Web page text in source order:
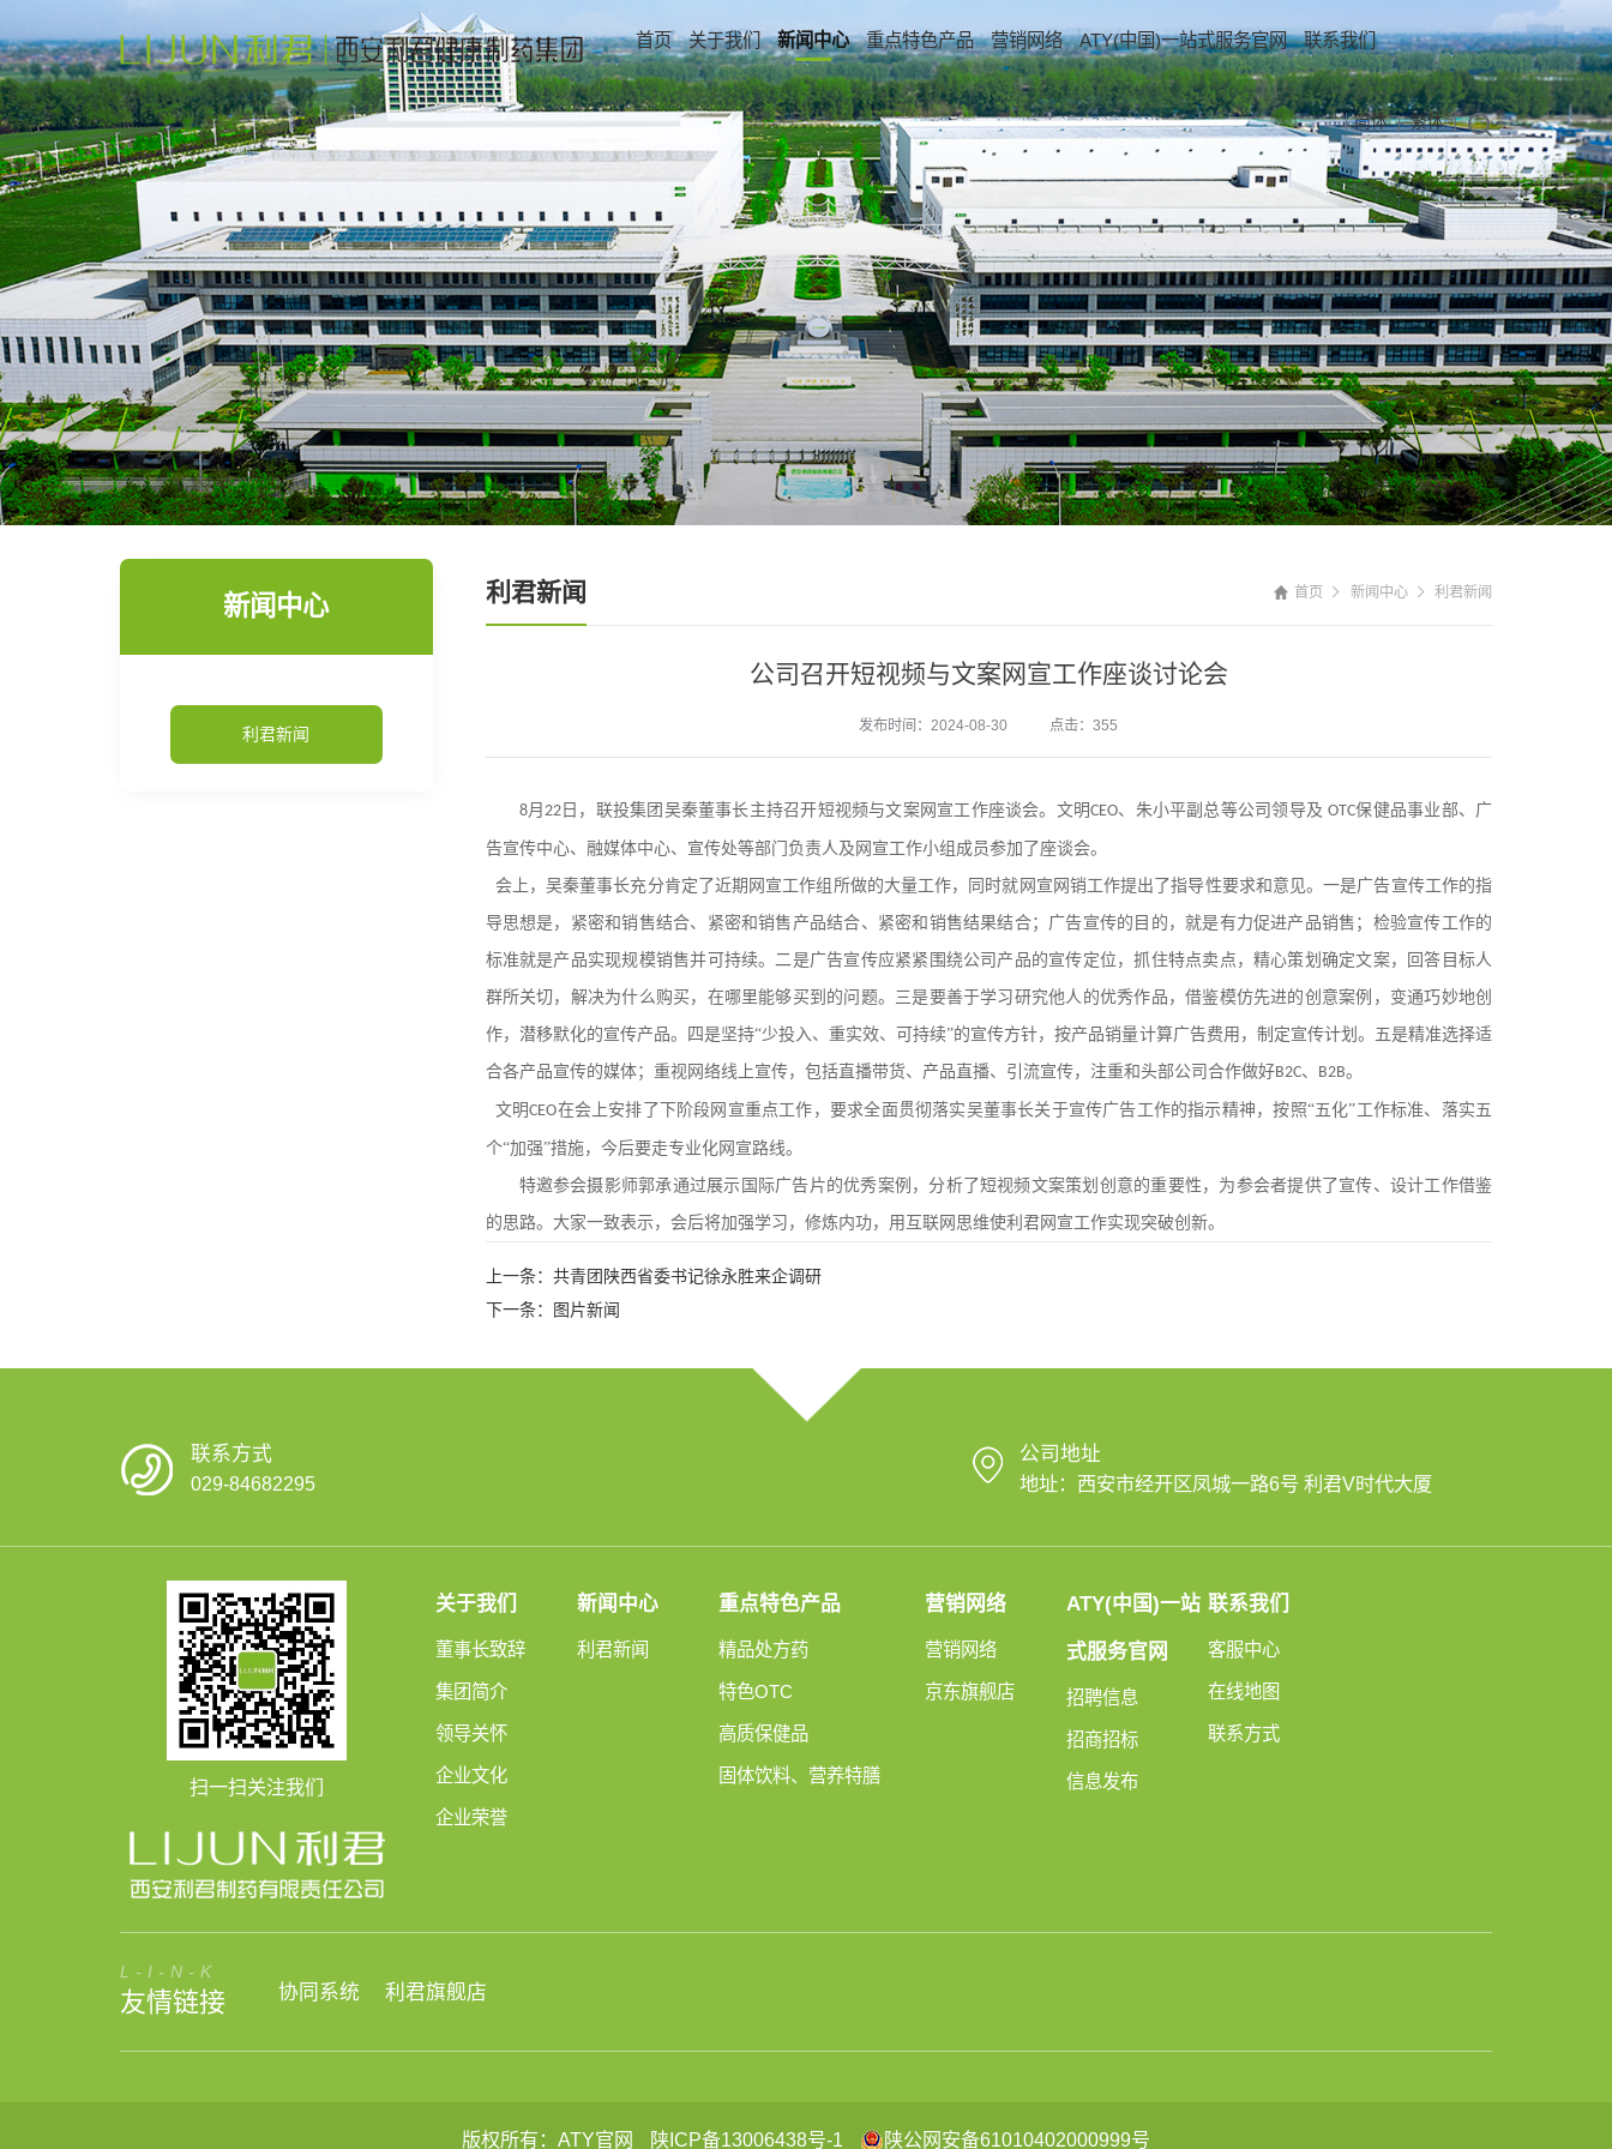
首页 关于我们 新闻中心 重点特色产品 营销网络 ATY(中国)一站式服务官网 联系我们
简体 繁体
新闻中心
利君新闻
利君新闻 首页 新闻中心 利君新闻
公司召开短视频与文案网宣工作座谈讨论会
发布时间：2024-08-30 点击：355
8月 22日，联投集团吴秦董事长主持召开短视频与文案网宣工作座谈会。文明CEO、朱小平副总等公司领导及OTC保健品事业部、广
告宣传中心、融媒体中心、宣传处等部门负责人及网宣工作小组成员参加了座谈会。
会上，吴秦董事长充分肯定了近期网宣工作组所做的大量工作，同时就网宣网销工作提出了指导性要求和意见。一是广告宣传工作的指
导思想是，紧密和销售结合、紧密和销售产品结合、紧密和销售结果结合；广告宣传的目的，就是有力促进产品销售；检验宣传工作的
标准就是产品实现规模销售并可持续。二是广告宣传应紧紧围绕公司产品的宣传定位，抓住特点卖点，精心策划确定文案，回答目标人
群所关切，解决为什么购买，在哪里能够买到的问题。三是要善于学习研究他人的优秀作品，借鉴模仿先进的创意案例，变通巧妙地创
作，潜移默化的宣传产品。四是坚持“少投入、重实效、可持续”的宣传方针，按产品销量计算广告费用，制定宣传计划。五是精准选择适
合各产品宣传的媒体；重视网络线上宣传，包括直播带货、产品直播、引流宣传，注重和头部公司合作做好B2C、 B2B。
文明CEO在会上安排了下阶段网宣重点工作，要求全面贯彻落实吴董事长关于宣传广告工作的指示精神，按照“五化”工作标准、落实五
个“加强”措施，今后要走专业化网宣路线。
特邀参会摄影师郭承通过展示国际广告片的优秀案例，分析了短视频文案策划创意的重要性，为参会者提供了宣传、设计工作借鉴
的思路。大家一致表示，会后将加强学习，修炼内功，用互联网思维使利君网宣工作实现突破创新。
上一条： 共青团陕西省委书记徐永胜来企调研
下一条：
图片新闻
联系方式
029-84682295
公司地址
地址：西安市经开区凤城一路6号 利君V时代大厦
扫一扫关注我们
关于我们
董事长致辞
集团简介
领导关怀
企业文化
企业荣誉
新闻中心
利君新闻
重点特色产品
精品处方药
特色OTC
高质保健品
固体饮料、营养特膳
营销网络
营销网络
京东旗舰店
ATY(中国)一站
式服务官网
招聘信息
招商招标
信息发布
联系我们
客服中心
在线地图
联系方式
L-I-N-K
友情链接 协同系统 利君旗舰店
版权所有：ATY官网 陕ICP备13006438号-1 陕公网安备61010402000999号